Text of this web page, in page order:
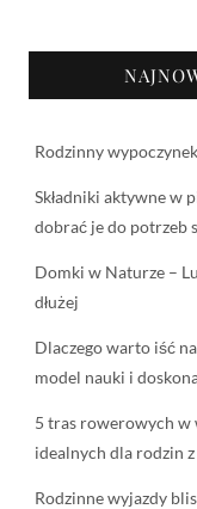
Rodzinny
Składniki aktywne w
dobrać je do potrzeb
Domki w Naturze –
dłużej
Dlaczego warto iść
model nauki i
5 tras rowerowych w
idealnych dla rodzin
Rodzinne wyjazdy